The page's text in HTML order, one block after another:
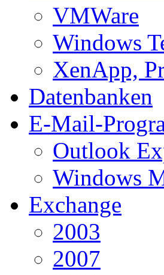
VMWare
Windows
XenApp,
Datenbanken
E-Mail-
Outlook
Windows
Exchange
2003
2007